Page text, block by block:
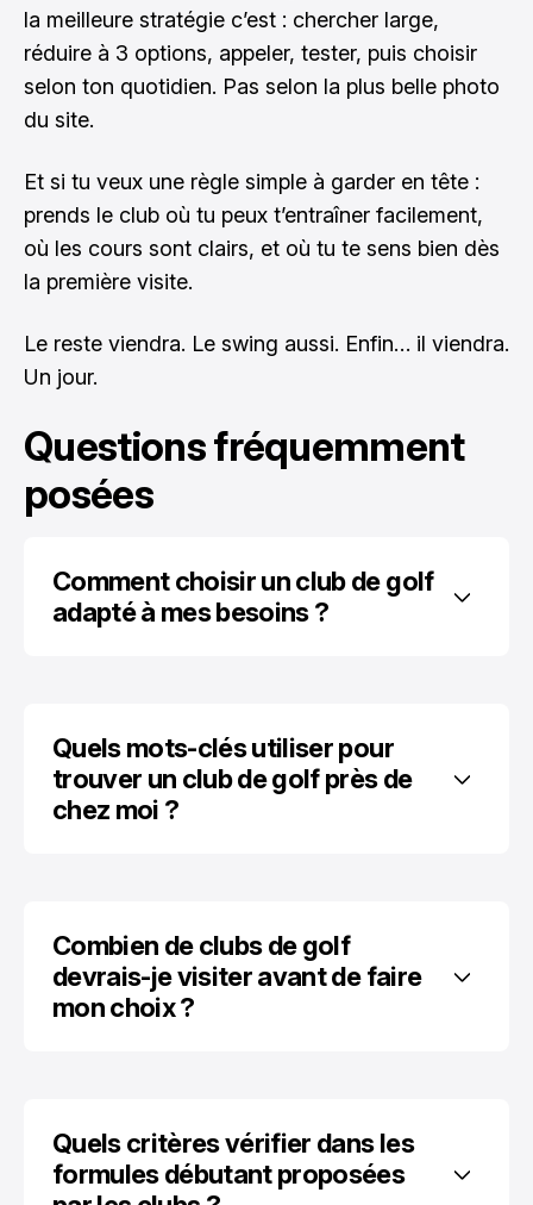
la meilleure stratégie c’est : chercher large,
réduire à 3 options, appeler, tester, puis choisir
selon ton quotidien. Pas selon la plus belle photo
du site.
Et si tu veux une règle simple à garder en tête :
prends le club où tu peux t’entraîner facilement,
où les cours sont clairs, et où tu te sens bien dès
la première visite.
Le reste viendra. Le swing aussi. Enfin… il viendra.
Un jour.
Questions fréquemment
posées
Comment choisir un club de golf
adapté à mes besoins ?
Quels mots-clés utiliser pour
trouver un club de golf près de
chez moi ?
Combien de clubs de golf
devrais-je visiter avant de faire
mon choix ?
Quels critères vérifier dans les
formules débutant proposées